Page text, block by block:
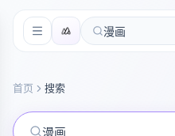
首页 搜索